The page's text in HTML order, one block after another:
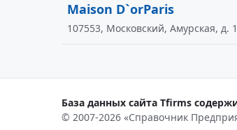
Maison D`orParis
107553, Московский, Амурская, д.
База данных сайта Tfirms
© 2007-2026 «Справочник